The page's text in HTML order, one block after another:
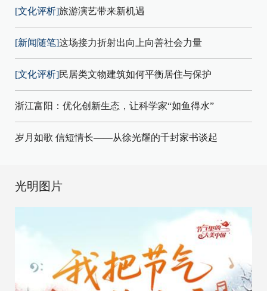
[文化评析]旅游演艺带来新机遇
[新闻随笔]这场接力折射出向上向善社会力量
[文化评析]民居类文物建筑如何平衡居住与保护
浙江富阳：优化创新生态，让科学家“如鱼得水”
岁月如歌 信短情长——从徐光耀的千封家书谈起
光明图片